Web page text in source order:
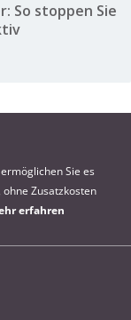
So stoppen Sie
Sie es
Zusatzkosten
erfahren